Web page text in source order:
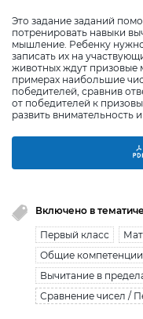
Это задание заданий
потренировать навыки
мышление. Ребенку
записать их на
животных ждут призовые
примерах наибольшие
победителей, сравнив
от победителей к
развить внимательность
Включено в
Первый класс
Общие компетенции
Вычитание в
Сравнение чисел /